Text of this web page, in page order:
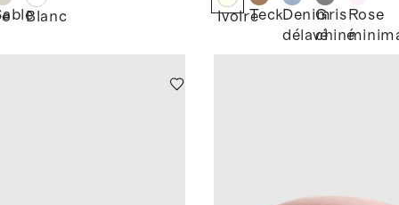
Blanc IvoireTeckDenim
délavé
Gris
chiné
Rose